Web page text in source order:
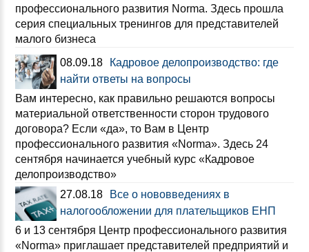
профессионального развития Norma. Здесь прошла
серия специальных тренингов для представителей
малого бизнеса
08.09.18
Кадровое делопроизводство: где
найти ответы на вопросы
Вам интересно, как правильно решаются вопросы
материальной ответственности сторон трудового
договора? Если «да», то Вам в Центр
профессионального развития «Norma». Здесь 24
сентября начинается учебный курс «Кадровое
делопроизводство»
27.08.18
Все о нововведениях в
налогообложении для плательщиков ЕНП
6 и 13 сентября Центр профессионального развития
«Norma» приглашает представителей предприятий и